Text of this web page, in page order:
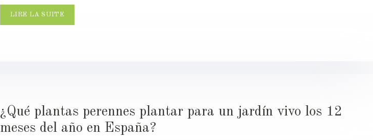
LIRE LA SUITE
¿Qué plantas perennes plantar para un jardín vivo los 12
meses del año en España?